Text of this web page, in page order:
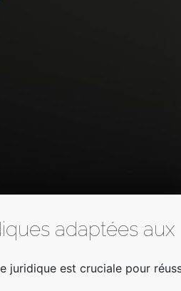
adaptées
juridique est cruciale pour